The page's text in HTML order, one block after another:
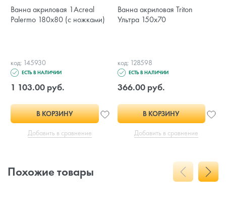
Ванна акриловая 1Acreal
Palermo 180x80 (с ножками)
код: 145930
ЕСТЬ В НАЛИЧИИ
1 103.00 руб.
В КОРЗИНУ
Добавить в сравнение
Ванна акриловая Triton
Ультра 150x70
код: 128598
ЕСТЬ В НАЛИЧИИ
366.00 руб.
В КОРЗИНУ
Добавить в сравнение
Похожие товары